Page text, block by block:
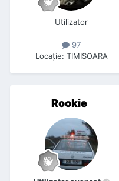
Utilizator
97
Locaţie: TIMISOARA
Rookie